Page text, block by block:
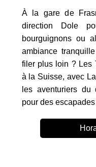
À la gare de
direction Dole
bourguignons ou
ambiance
filer plus loin ? Les
à la Suisse, avec
les aventuriers
pour des